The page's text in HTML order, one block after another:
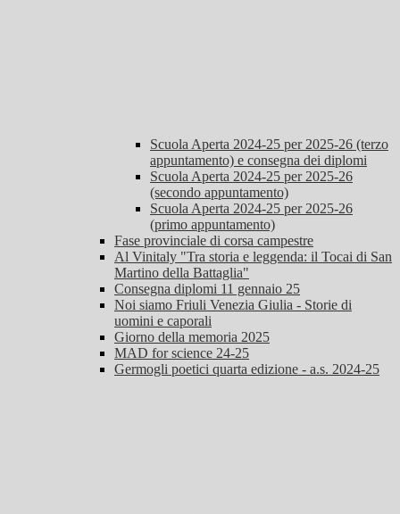
Scuola Aperta 2024-25 per 2025-26 (terzo
appuntamento) e consegna dei diplomi
Scuola Aperta 2024-25 per 2025-26
(secondo appuntamento)
Scuola Aperta 2024-25 per 2025-26
(primo appuntamento)
Fase provinciale di corsa campestre
Al Vinitaly "Tra storia e leggenda: il Tocai di San
Martino della Battaglia"
Consegna diplomi 11 gennaio 25
Noi siamo Friuli Venezia Giulia - Storie di
uomini e caporali
Giorno della memoria 2025
MAD for science 24-25
Germogli poetici quarta edizione - a.s. 2024-25